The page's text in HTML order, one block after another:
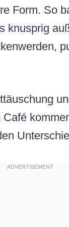
Form. So
knusprig